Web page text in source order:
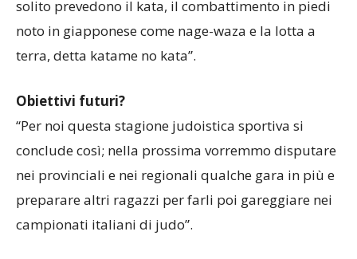
conseguimento della cintura nera FIJLKAM, che di
solito prevedono il kata, il combattimento in piedi
noto in giapponese come nage-waza e la lotta a
Obiettivi futuri?
“Per noi questa stagione judoistica sportiva si
conclude così; nella prossima vorremmo disputare
nei provinciali e nei regionali qualche gara in più e
preparare altri ragazzi per farli poi gareggiare nei